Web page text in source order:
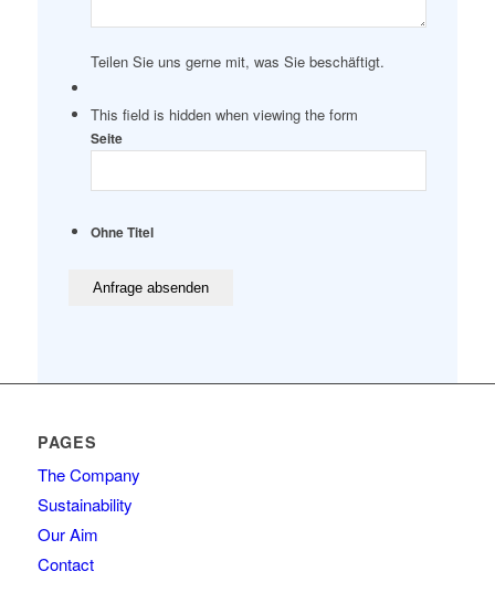
Teilen Sie uns gerne mit, was Sie beschäftigt.
This field is hidden when viewing the form
Seite
Ohne Titel
PAGES
The Company
Sustainability
Our Aim
Contact